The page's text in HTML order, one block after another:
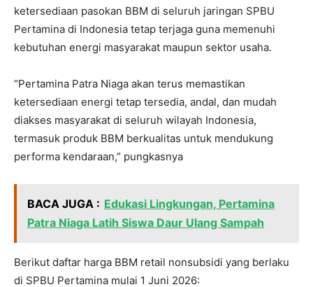
ketersediaan pasokan BBM di seluruh jaringan SPBU
Pertamina di Indonesia tetap terjaga guna memenuhi
kebutuhan energi masyarakat maupun sektor usaha.
“Pertamina Patra Niaga akan terus memastikan
ketersediaan energi tetap tersedia, andal, dan mudah
diakses masyarakat di seluruh wilayah Indonesia,
termasuk produk BBM berkualitas untuk mendukung
performa kendaraan,” pungkasnya
BACA JUGA : Edukasi Lingkungan, Pertamina
Patra Niaga Latih Siswa Daur Ulang Sampah
Berikut daftar harga BBM retail nonsubsidi yang berlaku
di SPBU Pertamina mulai 1 Juni 2026: